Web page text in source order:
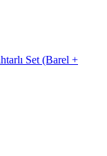
Set (Barel +